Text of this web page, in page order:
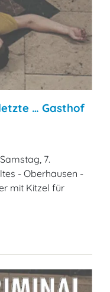
… Gasthof
7.
- Oberhausen -
mit Kitzel für